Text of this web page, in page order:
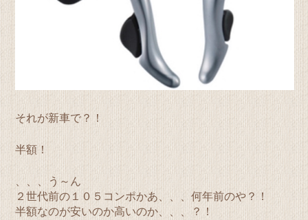
それが新車で？！
半額！
、、、う～ん
２世代前の１０５コンポかあ、、、何年前のや？！
半額なのが安いのか高いのか、、、？！